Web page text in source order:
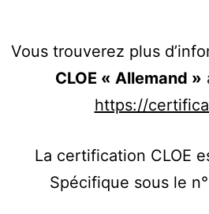
Vous trouverez plus
CLOE « Allemand »
https://
La certification CLOE
Spécifique sous le